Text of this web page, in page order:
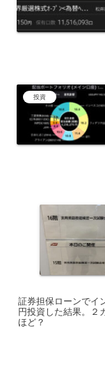
投資
証券担保ローンでイ
円投資した結果。２
ほど？